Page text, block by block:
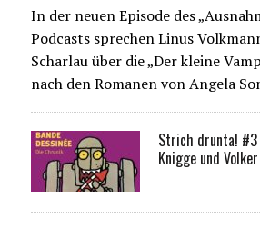
In der neuen Episode des
Podcasts sprechen Linus
Scharlau über die „Der kleine
nach den Romanen von Angela
Strich drunta! #3
Knigge und